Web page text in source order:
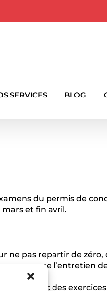
SERVICES BLOG
du permis de
et fin avril.
ne pas repartir de zéro,
comme l’entretien
solo avec des